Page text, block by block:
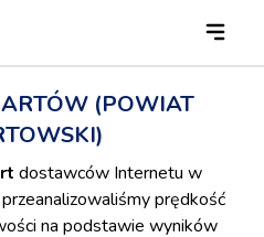
(POWIAT
dostawców Internetu w
prędkość
na podstawie wyników